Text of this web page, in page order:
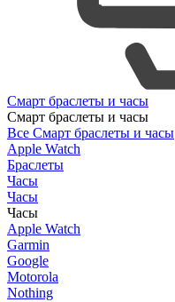
Смарт браслеты и часы
Смарт браслеты и часы
Все Смарт браслеты и часы
Apple Watch
Браслеты
Часы
Часы
Часы
Apple Watch
Garmin
Google
Motorola
Nothing